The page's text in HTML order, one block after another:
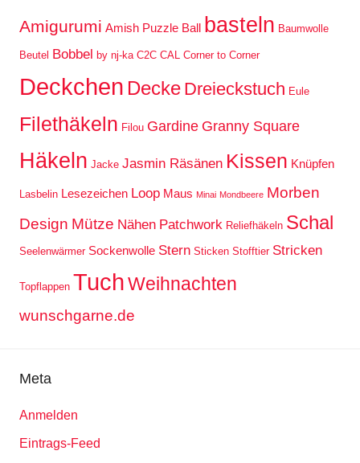
Amigurumi Amish Puzzle Ball basteln Baumwolle
Beutel Bobbel by nj-ka C2C CAL Corner to Corner
Deckchen Decke Dreieckstuch Eule
Filethäkeln Filou Gardine Granny Square
Häkeln Jacke Jasmin Räsänen Kissen Knüpfen
Lasbelin Lesezeichen Loop Maus Minai Mondbeere Morben
Design Mütze Nähen Patchwork Reliefhäkeln Schal
Seelenwärmer Sockenwolle Stern Sticken Stofftier Stricken
Topflappen TuchWeihnachten
wunschgarne.de
Meta
Anmelden
Eintrags-Feed